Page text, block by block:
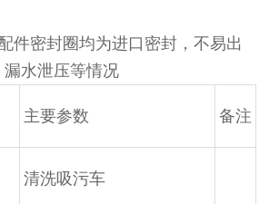
件密封圈均为进口密封，不易出
水泄压等情况
主要参数 备注
清洗吸污车